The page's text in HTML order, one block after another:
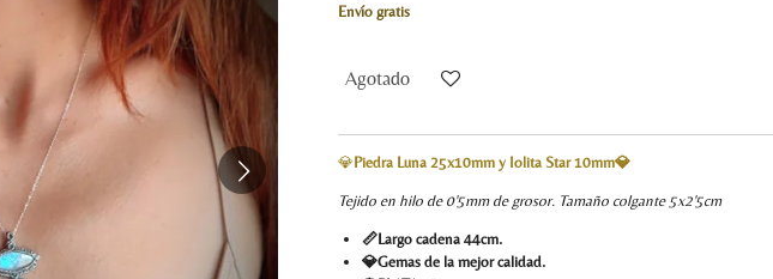
Envío gratis
Agotado
💎Piedra Luna 25x10mm y Iolita Star 10mm💎
Tejido en hilo de 0'5mm de grosor. Tamaño colgante 5x2'5cm
📏Largo cadena 44cm.
💎Gemas de la mejor calidad.